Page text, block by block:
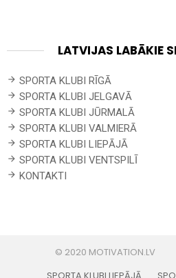
LATVIJAS LABĀKIE
SPORTA KLUBI RĪGĀ
SPORTA KLUBI JELGAVĀ
SPORTA KLUBI JŪRMALĀ
SPORTA KLUBI VALMIERĀ
SPORTA KLUBI LIEPĀJĀ
SPORTA KLUBI VENTSPILĪ
KONTAKTI